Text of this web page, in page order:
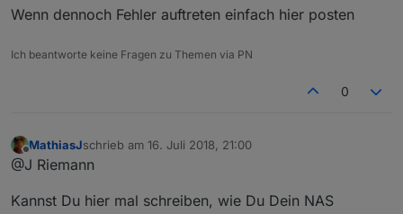
Wenn dennoch Fehler auftreten einfach hier posten
Ich beantworte keine Fragen zu Themen via PN
0
Offline
MathiasJschrieb am 16. Juli 2018, 21:00
zuletzt editiert von
@J Riemann
Kannst Du hier mal schreiben, wie Du Dein NAS